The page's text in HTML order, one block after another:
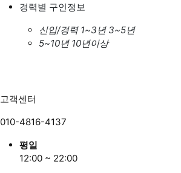
경력별 구인정보
신입/경력 1~3년 3~5년
5~10년 10년이상
고객센터
010-4816-4137
평일
12:00 ~ 22:00